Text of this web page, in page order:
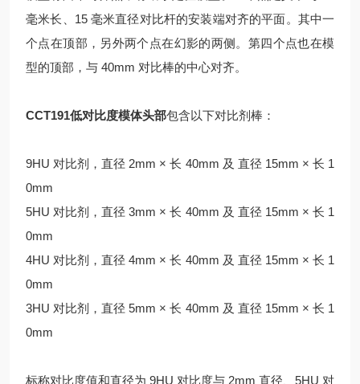
毫米长、15 毫米直径对比杆的安装端对齐的平面。其中一
个点在顶部，另外两个点在幻影的两侧。第四个点也在模
型的顶部，与 40mm 对比棒的中心对齐。
CCT191低对比度模体头部包含以下对比剂棒：
9HU 对比剂，直径 2mm × 长 40mm 及 直径 15mm × 长 1
0mm
5HU 对比剂，直径 3mm × 长 40mm 及 直径 15mm × 长 1
0mm
4HU 对比剂，直径 4mm × 长 40mm 及 直径 15mm × 长 1
0mm
3HU 对比剂，直径 5mm × 长 40mm 及 直径 15mm × 长 1
0mm
标称对比度值和直径为 9HU 对比度与 2mm 直径、5HU 对